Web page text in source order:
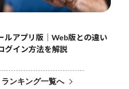
ルアプリ版｜Web版との違い
グイン方法を解説
ランキング一覧へ